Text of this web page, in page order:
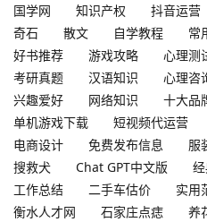
国学网
知识产权 抖音运营
奇石
散文 自学教程 常
好书推荐
游戏攻略 心理测
考研真题
汉语知识 心理咨
兴趣爱好
网络知识 十大品
单机游戏下载
短视频代运营
电商设计
免费发布信息 服
搜救犬
Chat GPT中文版
工作总结
二手车估价 实用
衡水人才网
石家庄点痣 养